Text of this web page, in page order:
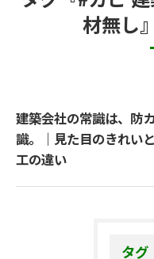
材無し
建築会社の常識は、防
識。｜見た目のきれい
工の違い
タグ